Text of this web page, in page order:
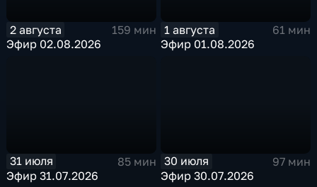
2 августа
159 мин
Эфир 02.08.2026
1 августа
61 мин
Эфир 01.08.2026
31 июля
85 мин
Эфир 31.07.2026
30 июля
97 мин
Эфир 30.07.2026